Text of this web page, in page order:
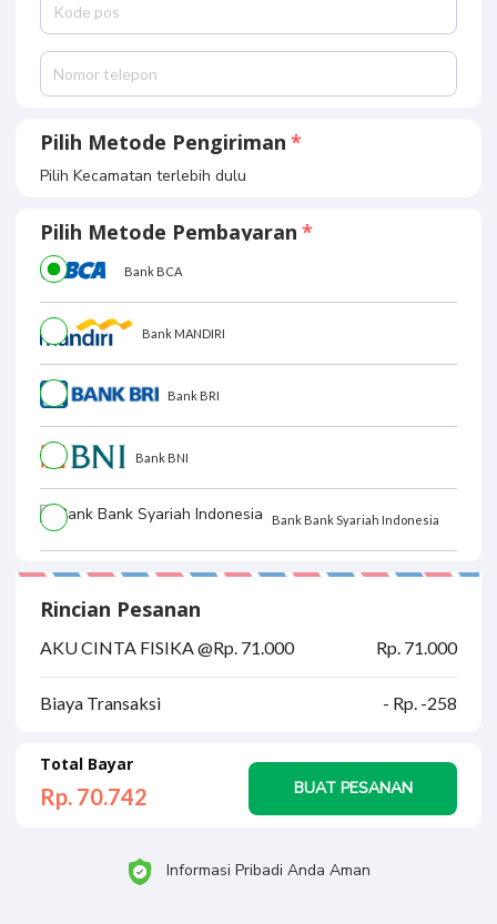
Pilih Metode Pengiriman
Pilih Kecamatan terlebih dulu
Pilih Metode Pembayaran
Bank BCA
Bank MANDIRI
Bank BRI
Bank BNI
Bank Bank Syariah Indonesia
Rincian Pesanan
AKU CINTA FISIKA @Rp. 71.000 Rp. 71.000
Biaya Transaksi - Rp. -258
Total Bayar
Rp. 70.742 BUAT PESANAN
Informasi Pribadi Anda Aman